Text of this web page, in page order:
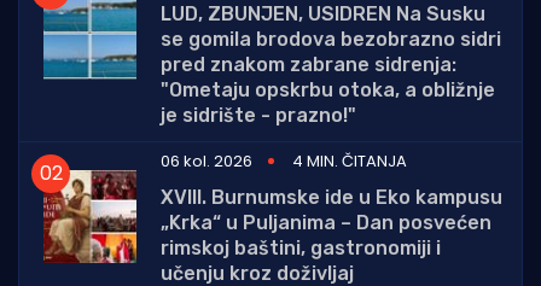
LUD, ZBUNJEN, USIDREN Na Susku
se gomila brodova bezobrazno sidri
pred znakom zabrane sidrenja:
"Ometaju opskrbu otoka, a obližnje
je sidrište - prazno!"
06 kol. 2026
4 MIN. ČITANJA
XVIII. Burnumske ide u Eko kampusu
„Krka“ u Puljanima – Dan posvećen
rimskoj baštini, gastronomiji i
učenju kroz doživljaj